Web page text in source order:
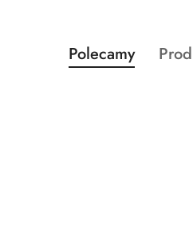
Pomiń karuzelę
Produkty
o
Polecamy